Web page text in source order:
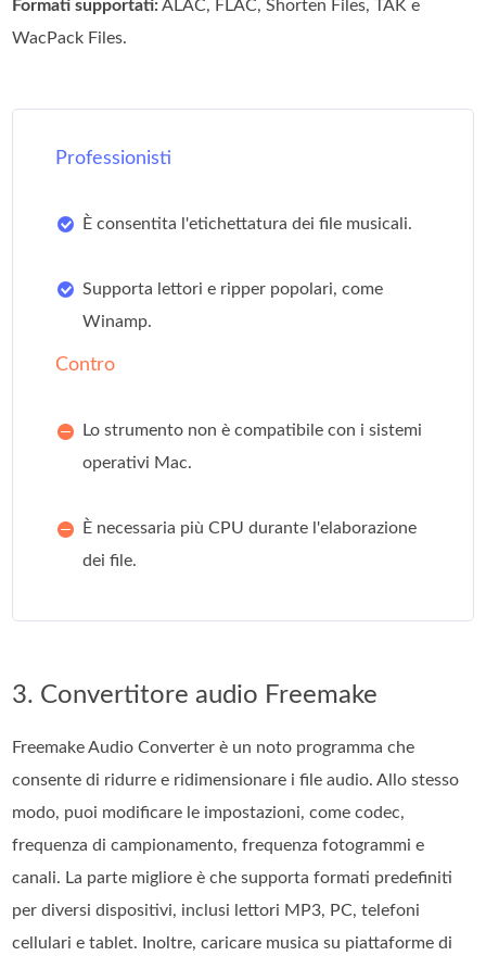
Formati supportati:ALAC, FLAC, Shorten Files, TAK e
WacPack Files.
Professionisti
È consentita l'etichettatura dei file musicali.
Supporta lettori e ripper popolari, come
Winamp.
Contro
Lo strumento non è compatibile con i sistemi
operativi Mac.
È necessaria più CPU durante l'elaborazione
dei file.
3. Convertitore audio Freemake
Freemake Audio Converter è un noto programma che
consente di ridurre e ridimensionare i file audio. Allo stesso
modo, puoi modificare le impostazioni, come codec,
frequenza di campionamento, frequenza fotogrammi e
canali. La parte migliore è che supporta formati predefiniti
per diversi dispositivi, inclusi lettori MP3, PC, telefoni
cellulari e tablet. Inoltre, caricare musica su piattaforme di